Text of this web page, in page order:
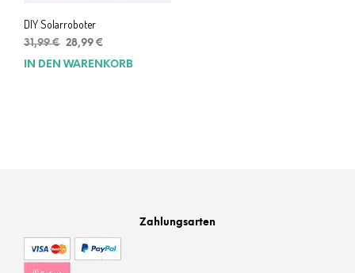
DIY Solarroboter
31,99€ Ursprünglicher
Preis
28,99 €
Preis
IN DEN WARENKORB
Zahlungsarten